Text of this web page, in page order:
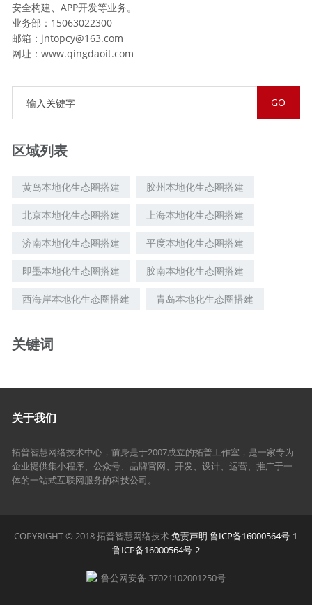
安全构建、APP开发等业务。
业务部：15063022300
邮箱：jntopcy@163.com
网址：www.qingdaoit.com
区域列表
黄岛本地化生态圈搭建 胶州本地化生态圈搭建
北京本地化生态圈搭建 上海本地化生态圈搭建
济南本地化生态圈搭建 平度本地化生态圈搭建
即墨本地化生态圈搭建 胶南本地化生态圈搭建
西海岸本地化生态圈搭建 青岛本地化生态圈搭建
关键词
关于我们
拓普智慧网络技术中心，前身是于2007成立的拓普工作室，是一家专为
企业提供集小程序、公众号、品牌官网、开发、设计、运营、推广于一
体的一站式互联网服务的科技公司。
COPYRIGHT © 2018 拓普智慧网络技术免责声明 鲁ICP备16000564号-1
鲁ICP备16000564号-2
鲁公网安备 37021102001250号